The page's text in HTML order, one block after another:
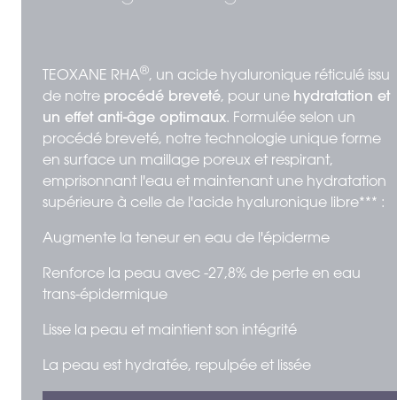
TEOXANE RHA®, un acide hyaluronique réticulé issu
de notre procédé breveté, pour une hydratation et
un effet anti-âge optimaux. Formulée selon un
procédé breveté, notre technologie unique forme
en surface un maillage poreux et respirant,
emprisonnant l'eau et maintenant une hydratation
supérieure à celle de l'acide hyaluronique libre*** :
Augmente la teneur en eau de l'épiderme
Renforce la peau avec -27,8% de perte en eau
trans-épidermique
Lisse la peau et maintient son intégrité
La peau est hydratée, repulpée et lissée